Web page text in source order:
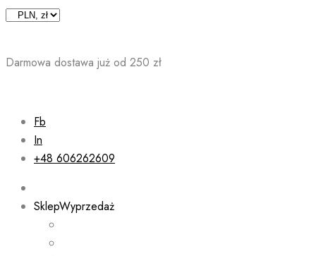
Skip
Darmowa dostawa już od 250 zł
Fb
In
+48 606262609
SklepWyprzedaż